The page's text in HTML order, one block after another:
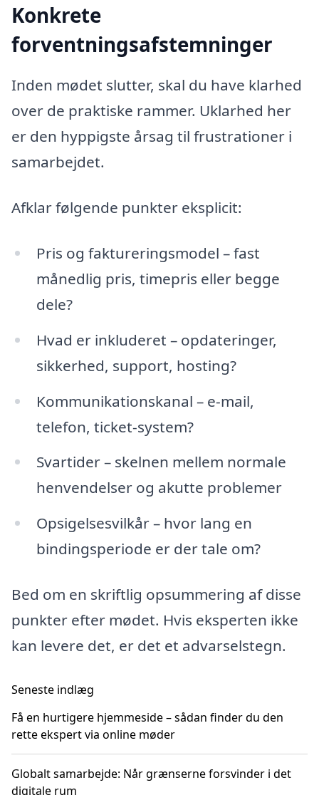
Konkrete
forventningsafstemninger
Inden mødet slutter, skal du have klarhed
over de praktiske rammer. Uklarhed her
er den hyppigste årsag til frustrationer i
samarbejdet.
Afklar følgende punkter eksplicit:
Pris og faktureringsmodel – fast
månedlig pris, timepris eller begge
dele?
Hvad er inkluderet – opdateringer,
sikkerhed, support, hosting?
Kommunikationskanal – e-mail,
telefon, ticket-system?
Svartider – skelnen mellem normale
henvendelser og akutte problemer
Opsigelsesvilkår – hvor lang en
bindingsperiode er der tale om?
Bed om en skriftlig opsummering af disse
punkter efter mødet. Hvis eksperten ikke
kan levere det, er det et advarselstegn.
Seneste indlæg
Få en hurtigere hjemmeside – sådan finder du den
rette ekspert via online møder
Globalt samarbejde: Når grænserne forsvinder i det
digitale rum